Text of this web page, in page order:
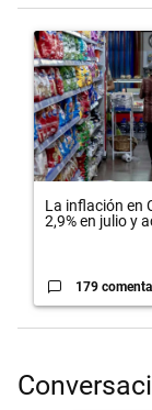
Un artículo de
La inflación en
2,9% en julio y
179